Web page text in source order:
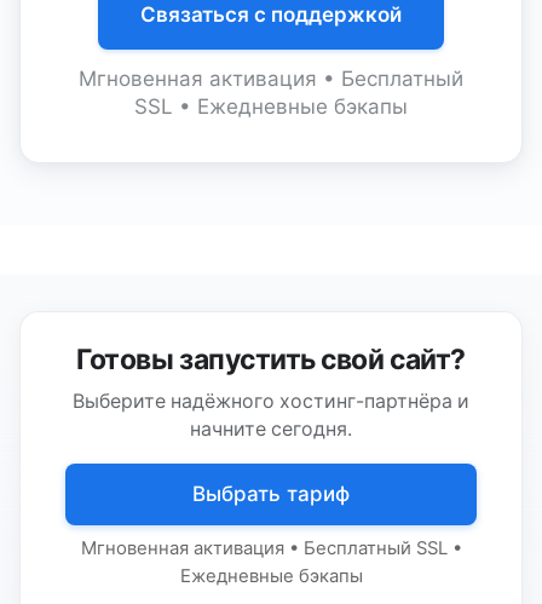
Связаться с поддержкой
Мгновенная активация • Бесплатный
SSL • Ежедневные бэкапы
Готовы запустить свой сайт?
Выберите надёжного хостинг-партнёра и
начните сегодня.
Выбрать тариф
Мгновенная активация • Бесплатный SSL •
Ежедневные бэкапы